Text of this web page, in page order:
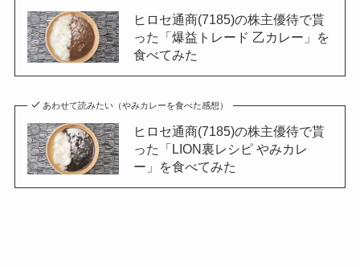
ヒロセ通商(7185)の株主優待で貰
った「爆益トレード 乙カレー」を
食べてみた
あわせて読みたい（やみカレーを食べた感想）
ヒロセ通商(7185)の株主優待で貰
った「LION裏レシピ やみカレ
ー」を食べてみた